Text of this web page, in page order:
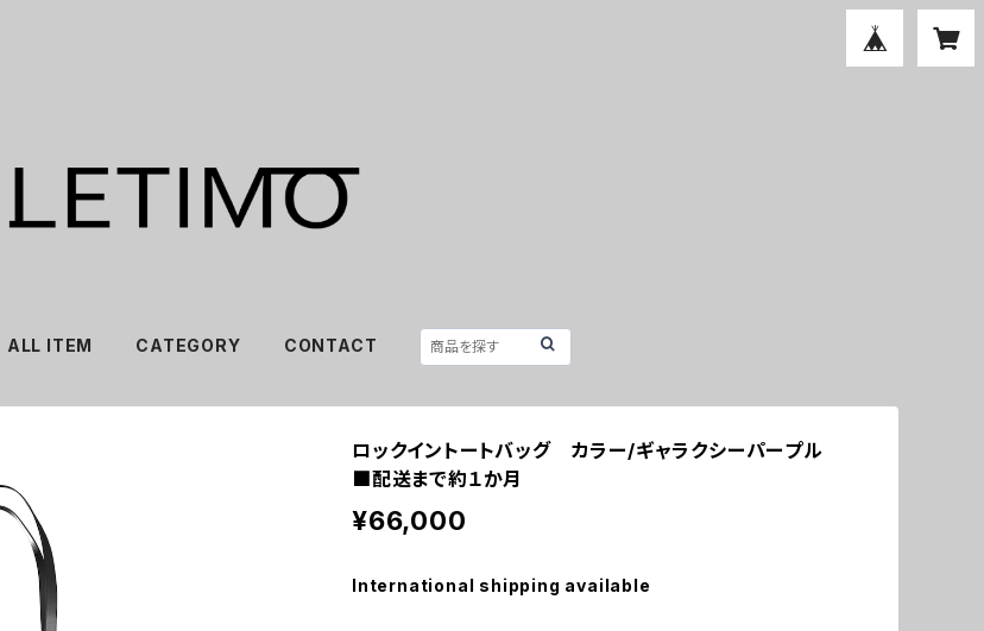
ALL ITEM CATEGORY CONTACT
ロックイントートバッグ カラー/ギャラクシーパープル
■配送まで約１か月
¥66,000
International shipping available